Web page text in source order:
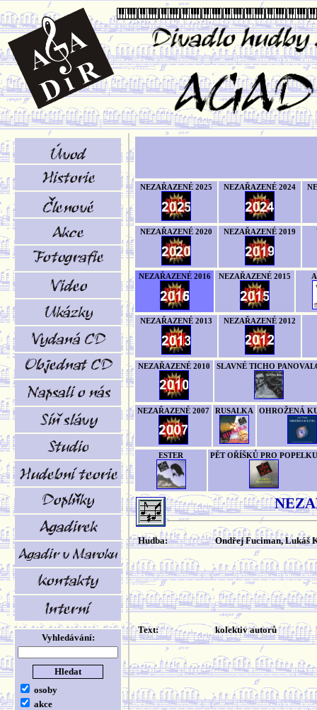
Vyhledávání:
osoby
akce
NEZAŘAZENÉ 2025 NEZAŘAZENÉ 2024
NEZAŘAZENÉ 2020 NEZAŘAZENÉ 2019
NEZAŘAZENÉ 2016 NEZAŘAZENÉ 2015
NEZAŘAZENÉ 2013 NEZAŘAZENÉ 2012
NEZAŘAZENÉ 2010 SLAVNÉ TICHO
NEZAŘAZENÉ 2007 RUSALKA OHROŽENÁ
ESTER PĚT OŘÍŠKŮ PRO POPELKU
Hudba: Ondřej Fuciman, Lukáš
Text: kolektiv autorů